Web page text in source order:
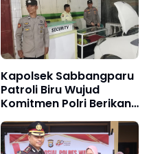
Kapolsek Sabbangparu
Patroli Biru Wujud
Komitmen Polri Berikan
Rasa Aman kepada
Masyarakat